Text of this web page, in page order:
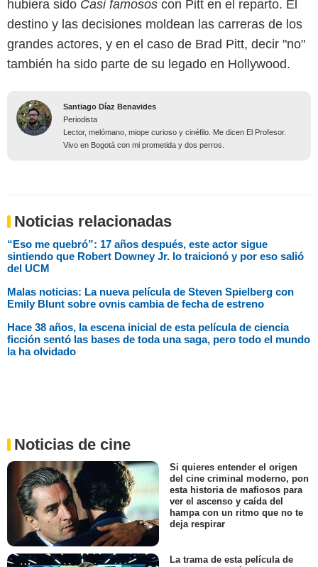
hubiera sido Casi famosos con Pitt en el reparto. El
destino y las decisiones moldean las carreras de los
grandes actores, y en el caso de Brad Pitt, decir "no"
también ha sido parte de su legado en Hollywood.
Santiago Díaz Benavides
Periodista
Lector, melómano, miope curioso y cinéfilo. Me dicen El Profesor.
Vivo en Bogotá con mi prometida y dos perros.
Noticias relacionadas
“Eso me quebró”: 17 años después, este actor sigue
sintiendo que Robert Downey Jr. lo traicionó y por eso salió
del UCM
Malas noticias: La nueva película de Steven Spielberg con
Emily Blunt sobre ovnis cambia de fecha de estreno
Hace 38 años, la escena inicial de esta película de ciencia
ficción sentó las bases de toda una saga, pero todo el mundo
la ha olvidado
Noticias de cine
Si quieres entender el origen
del cine criminal moderno, pon
esta historia de mafiosos para
ver el ascenso y caída del
hampa con un ritmo que no te
deja respirar
La trama de esta película de